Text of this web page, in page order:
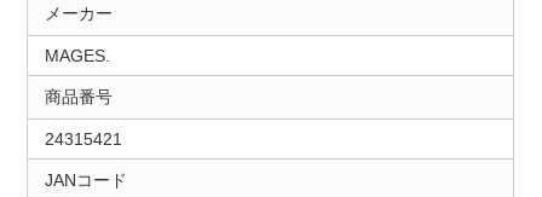
メーカー
MAGES.
商品番号
24315421
JANコード